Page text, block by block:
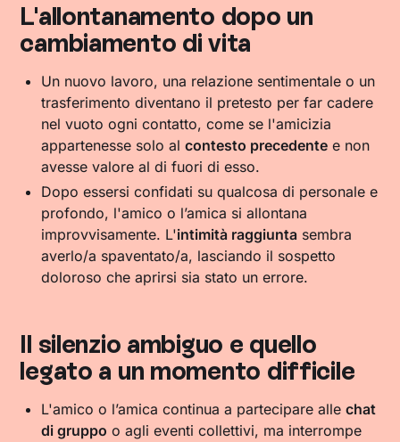
L'allontanamento dopo un
cambiamento di vita
Un nuovo lavoro, una relazione sentimentale o un
trasferimento diventano il pretesto per far cadere
nel vuoto ogni contatto, come se l'amicizia
appartenesse solo alcontesto precedente e non
avesse valore al di fuori di esso.
Dopo essersi confidati su qualcosa di personale e
profondo, l'amico o l’amica si allontana
improvvisamente. L'intimità raggiunta sembra
averlo/a spaventato/a, lasciando il sospetto
doloroso che aprirsi sia stato un errore.
Il silenzio ambiguo e quello
legato a un momento difficile
L'amico o l’amica continua a partecipare allechat
di gruppo o agli eventi collettivi, ma interrompe